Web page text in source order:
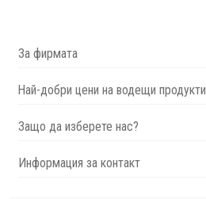
За фирмата
Най-добри цени на водещи продукти
Защо да изберете нас?
Информация за контакт